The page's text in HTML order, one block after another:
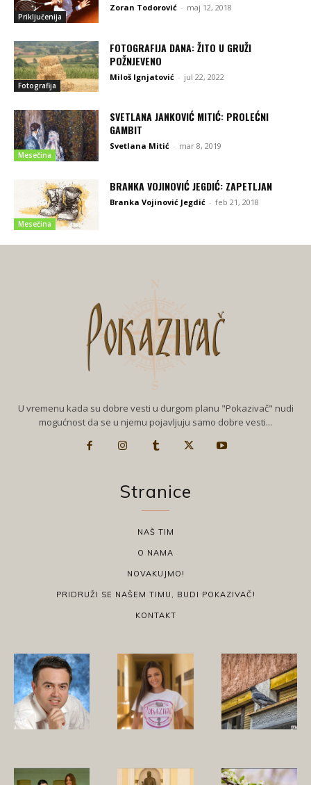
Priključenija
Zoran Todorović - maj 12, 2018
Fotografija
FOTOGRAFIJA DANA: ŽITO U GRUŽI
POŽNJEVENO
Miloš Ignjatović - jul 22, 2022
Mesečina
SVETLANA JANKOVIĆ MITIĆ: PROLEĆNI
GAMBIT
Svetlana Mitić - mar 8, 2019
Mesečina
BRANKA VOJINOVIĆ JEGDIĆ: ZAPETLJAN
Branka Vojinović Jegdić - feb 21, 2018
U vremenu kada su dobre vesti u durgom planu "Pokazivač" nudi
mogućnost da se u njemu pojavljuju samo dobre vesti...
Stranice
NAŠ TIM
O NAMA
NOVAKUJMO!
PRIDRUŽI SE NAŠEM TIMU, BUDI POKAZIVAČ!
KONTAKT